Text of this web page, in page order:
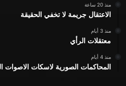
منذ 20 ساعة
الاعتقال جريمة لا تخفي الحقيقة
منذ 3 أيام
معتقلات الرأي
منذ 4 أيام
المحاكمات الصورية لاسكات الاصوات